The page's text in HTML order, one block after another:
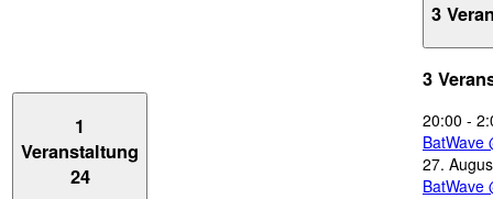
1
Veranstaltung
24
3
3
20:00 -
BatWave
27.
BatWave